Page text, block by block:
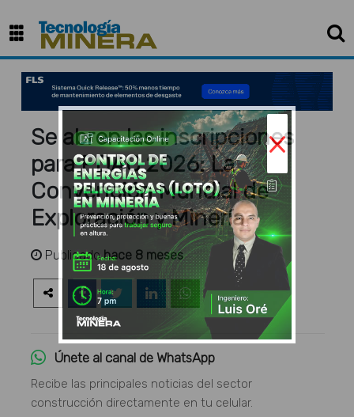
Se abren las inscripciones
para PDAC 2026: La
Convención Mundial de
Exploración y Minería
Publicadohace 8 meses
Únete al canal de WhatsApp
Recibe las principales noticias del sector
construcción directamente en tu celular.
×